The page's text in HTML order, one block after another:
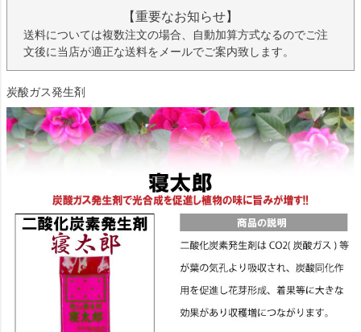
【重要なお知らせ】
送料については複数注文の場合、自動加算方式なるのでご注
文後に当店が適正な送料をメールでご案内致します。
炭酸ガス発生剤